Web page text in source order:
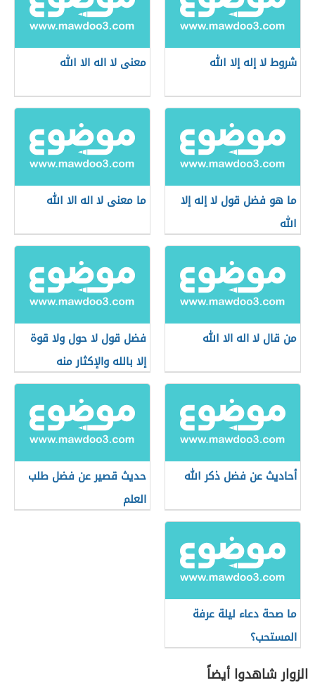
شروط لا إله إلا الله معنى لا اله الا الله
ما هو فضل قول لا إله إلا
الله
ما معنى لا اله الا الله
من قال لا اله الا الله
فضل قول لا حول ولا قوة
إلا بالله والإكثار منه
أحاديث عن فضل ذكر الله
حديث قصير عن فضل طلب
العلم
ما صحة دعاء ليلة عرفة
المستحب؟
الزوار شاهدوا أيضاً